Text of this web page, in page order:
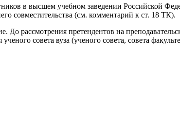
в высшем учебном заведении Российской
совместительства (см. комментарий к ст. 18 ТК).
До рассмотрения претендентов на
совета вуза (ученого совета, совета